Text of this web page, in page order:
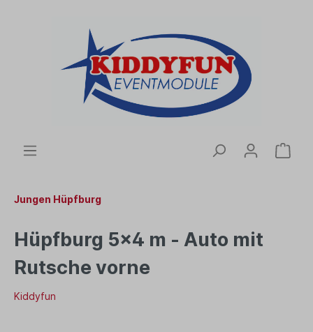
Jungen Hüpfburg
Hüpfburg 5x4 m - Auto mit
Rutsche vorne
Kiddyfun